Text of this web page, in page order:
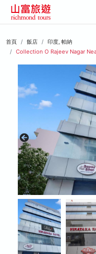
首頁 飯店
印度, 帕納
Collection O Rajeev Nagar